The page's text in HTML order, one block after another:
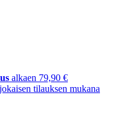
alkaen 79,90 €
jokaisen tilauksen mukana